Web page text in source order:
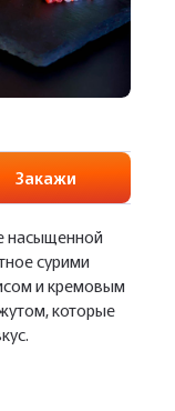
Закажи
насыщенной
сурими
и кремовым
которые